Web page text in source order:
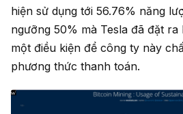
hiện sử dụng tới 56.76% năng
ngưỡng 50% mà Tesla đã đặt ra
một điều kiện để công ty này
phương thức thanh toán.